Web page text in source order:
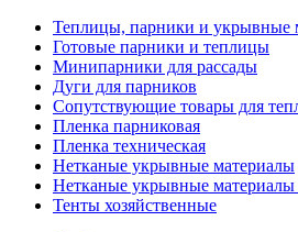
Теплицы, парники и укрывные
Готовые парники и теплицы
Минипарники для рассады
Дуги для парников
Сопутствующие товары для
Пленка парниковая
Пленка техническая
Нетканые укрывные материалы
Нетканые укрывные
Тенты хозяйственные